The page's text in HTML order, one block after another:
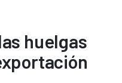
huelgas